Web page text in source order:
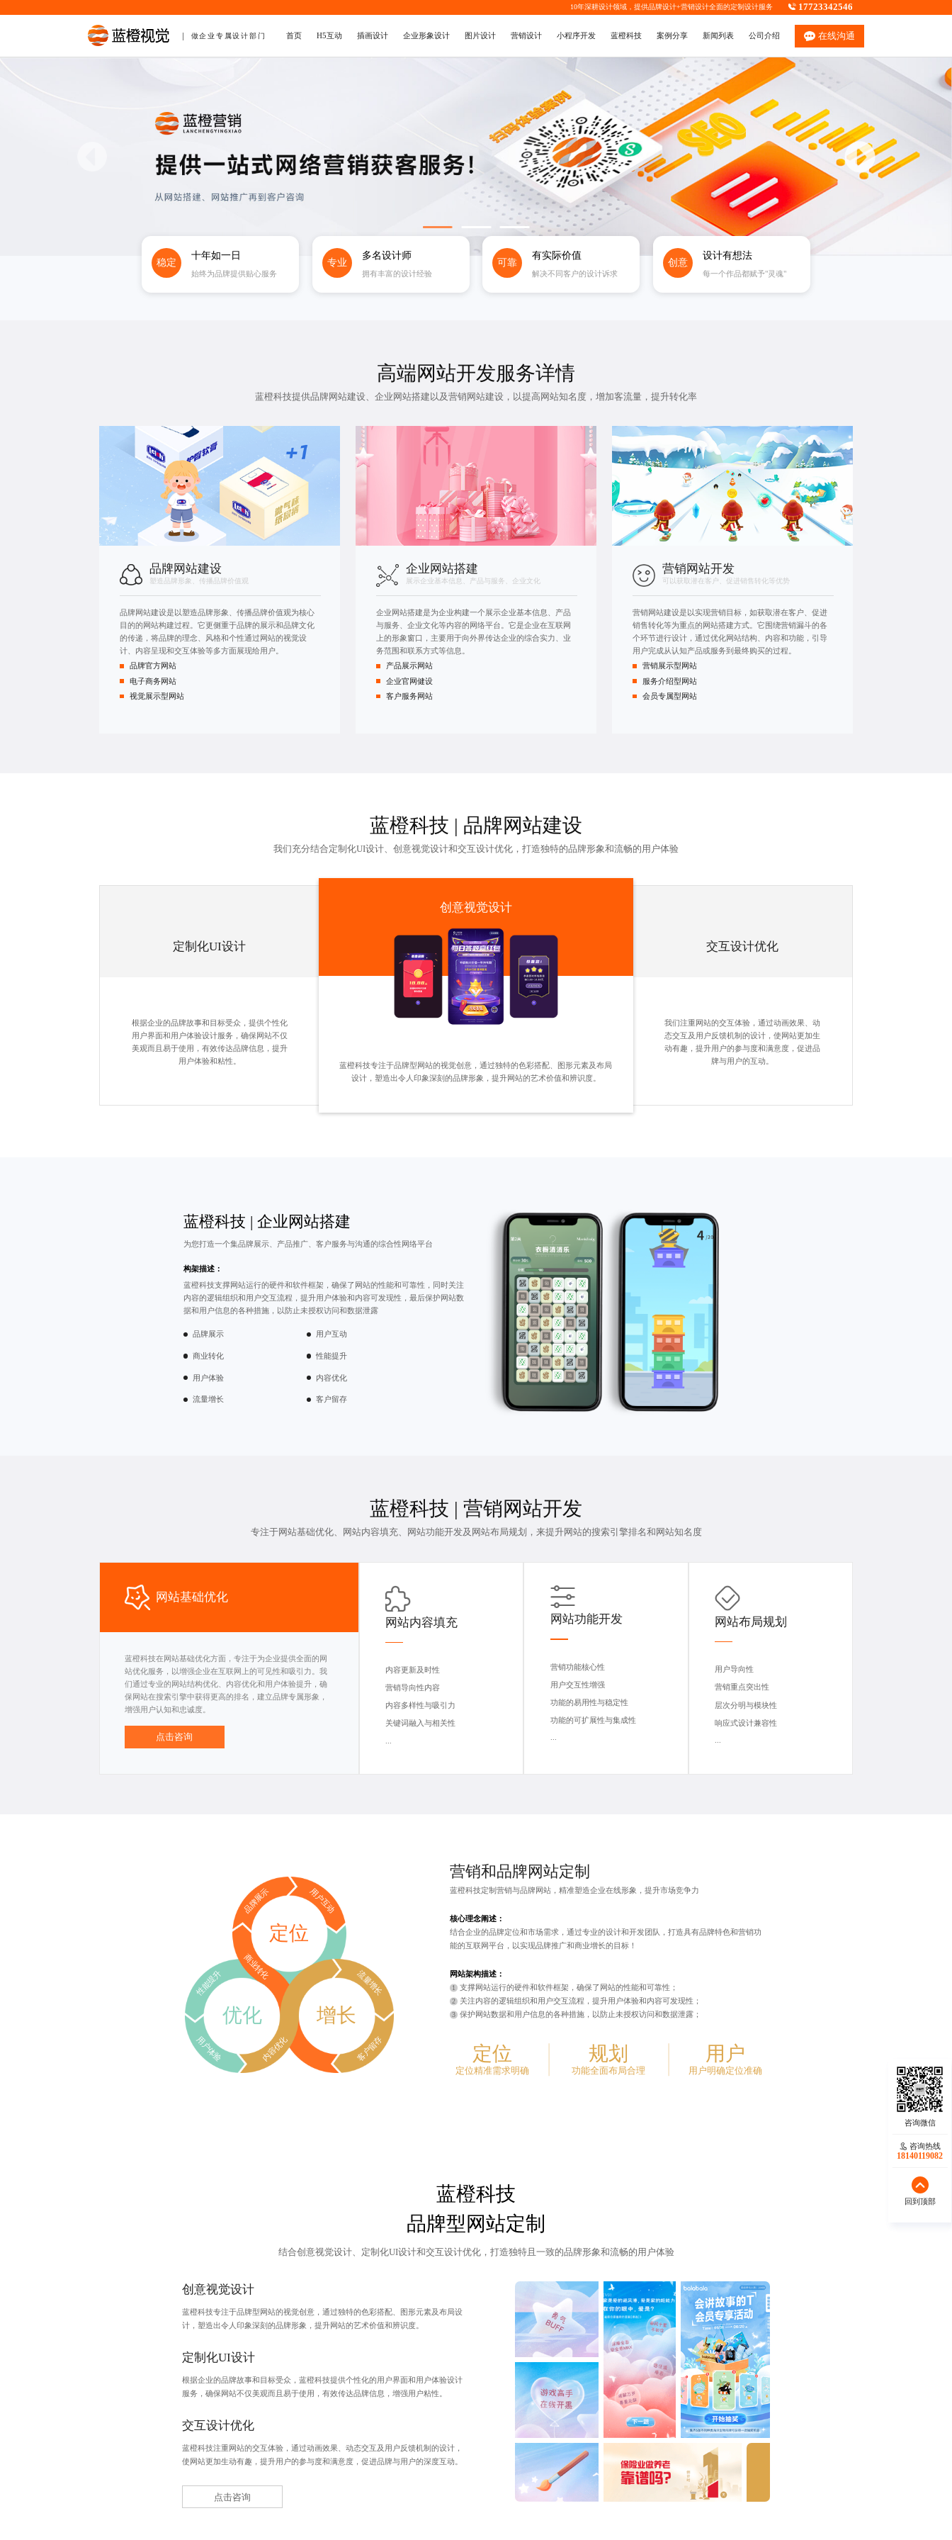
10年深耕设计领域，提供品牌设计+营销设计全面的定制设计服务 17723342546
做企业专属设计部门 首页 H5互动 插画设计 企业形象设计 图片设计 营销设计 小程序开发 蓝橙科技 案例分享 新闻列表 公司介绍 在线沟通
稳定
十年如一日
始终为品牌提供贴心服务
专业
多名设计师
拥有丰富的设计经验
可靠
有实际价值
解决不同客户的设计诉求
创意
设计有想法
每一个作品都赋予"灵魂"
高端网站开发服务详情
蓝橙科技提供品牌网站建设、企业网站搭建以及营销网站建设，以提高网站知名度，增加客流量，提升转化率
品牌网站建设
塑造品牌形象、传播品牌价值观
品牌网站建设是以塑造品牌形象、传播品牌价值观为核心
目的的网站构建过程。它更侧重于品牌的展示和品牌文化
的传递，将品牌的理念、风格和个性通过网站的视觉设
计、内容呈现和交互体验等多方面展现给用户。
品牌官方网站
电子商务网站
视觉展示型网站
企业网站搭建
展示企业基本信息、产品与服务、企业文化
企业网站搭建是为企业构建一个展示企业基本信息、产品
与服务、企业文化等内容的网络平台。它是企业在互联网
上的形象窗口，主要用于向外界传达企业的综合实力、业
务范围和联系方式等信息。
产品展示网站
企业官网健设
客户服务网站
营销网站开发
可以获取潜在客户、促进销售转化等优势
营销网站建设是以实现营销目标，如获取潜在客户、促进
销售转化等为重点的网站搭建方式。它围绕营销漏斗的各
个环节进行设计，通过优化网站结构、内容和功能，引导
用户完成从认知产品或服务到最终购买的过程。
营销展示型网站
服务介绍型网站
会员专属型网站
蓝橙科技 | 品牌网站建设
我们充分结合定制化UI设计、创意视觉设计和交互设计优化，打造独特的品牌形象和流畅的用户体验
定制化UI设计
根据企业的品牌故事和目标受众，提供个性化
用户界面和用户体验设计服务，确保网站不仅
美观而且易于使用，有效传达品牌信息，提升
用户体验和粘性。
创意视觉设计
蓝橙科技专注于品牌型网站的视觉创意，通过独特的色彩搭配、图形元素及布局
设计，塑造出令人印象深刻的品牌形象，提升网站的艺术价值和辨识度。
交互设计优化
我们注重网站的交互体验，通过动画效果、动
态交互及用户反馈机制的设计，使网站更加生
动有趣，提升用户的参与度和满意度，促进品
牌与用户的互动。
蓝橙科技 | 企业网站搭建
为您打造一个集品牌展示、产品推广、客户服务与沟通的综合性网络平台
构架描述：
蓝橙科技支撑网站运行的硬件和软件框架，确保了网站的性能和可靠性，同时关注
内容的逻辑组织和用户交互流程，提升用户体验和内容可发现性，最后保护网站数
据和用户信息的各种措施，以防止未授权访问和数据泄露
品牌展示 用户互动
商业转化 性能提升
用户体验 内容优化
流量增长 客户留存
蓝橙科技 | 营销网站开发
专注于网站基础优化、网站内容填充、 网站功能开发及网站布局规划，来提升网站的搜索引擎排名和网站知名度
网站基础优化
蓝橙科技在网站基础优化方面，专注于为企业提供全面的网
站优化服务，以增强企业在互联网上的可见性和吸引力。我
们通过专业的网站结构优化、内容优化和用户体验提升，确
保网站在搜索引擎中获得更高的排名，建立品牌专属形象，
增强用户认知和忠诚度。
点击咨询
网站内容填充
内容更新及时性
营销导向性内容
内容多样性与吸引力
关键词融入与相关性
网站功能开发
营销功能核心性
用户交互性增强
功能的易用性与稳定性
功能的可扩展性与集成性
网站布局规划
用户导向性
营销重点突出性
层次分明与模块性
响应式设计兼容性
定位
品牌展示 用户互动
商业转化
优化
性能提升
用户体验 内容优化
增长
流量增长
客户留存
营销和品牌网站定制
蓝橙科技定制营销与品牌网站，精准塑造企业在线形象，提升市场竞争力
核心理念阐述：
结合企业的品牌定位和市场需求，通过专业的设计和开发团队，打造具有品牌特色和营销功
能的互联网平台，以实现品牌推广和商业增长的目标！
网站架构描述：
支撑网站运行的硬件和软件框架，确保了网站的性能和可靠性；
关注内容的逻辑组织和用户交互流程，提升用户体验和内容可发现性；
保护网站数据和用户信息的各种措施，以防止未授权访问和数据泄露；
定位
定位精准需求明确
规划
功能全面布局合理
用户
用户明确定位准确
蓝橙科技
品牌型网站定制
结合创意视觉设计、定制化UI设计和交互设计优化，打造独特且一致的品牌形象和流畅的用户体验
创意视觉设计
蓝橙科技专注于品牌型网站的视觉创意，通过独特的色彩搭配、图形元素及布局设
计，塑造出令人印象深刻的品牌形象，提升网站的艺术价值和辨识度。
定制化UI设计
根据企业的品牌故事和目标受众，蓝橙科技提供个性化的用户界面和用户体验设计
服务，确保网站不仅美观而且易于使用，有效传达品牌信息，增强用户粘性。
交互设计优化
蓝橙科技注重网站的交互体验，通过动画效果、动态交互及用户反馈机制的设计，
使网站更加生动有趣，提升用户的参与度和满意度，促进品牌与用户的深度互动。
点击咨询
咨询热线
17723342546
回到顶部
咨询热线
18140119082
回到顶部